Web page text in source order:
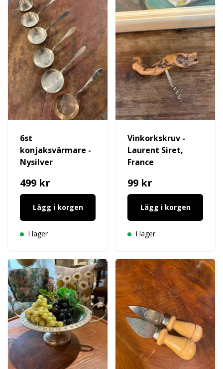
6st
konjaksvärmare -
Nysilver
499 kr
Lägg i korgen
I lager
Vinkorkskruv -
Laurent Siret,
France
99 kr
Lägg i korgen
I lager